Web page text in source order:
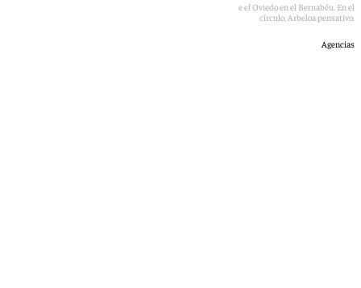
Mbappé sale a calentar desde el banquillo en el partido ante el Oviedo en el Bernabéu. En el
círculo, Arbeloa pensativo.
Agencias